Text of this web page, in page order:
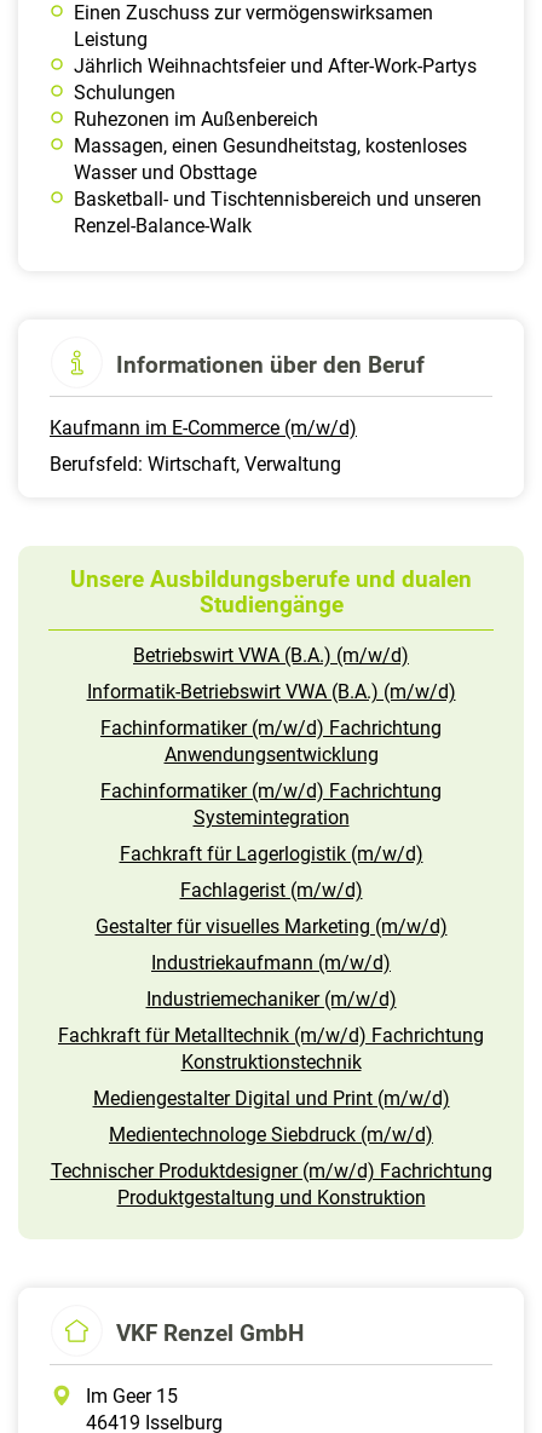
Einen Zuschuss zur vermögenswirksamen
Leistung
Jährlich Weihnachtsfeier und After-Work-Partys
Schulungen
Ruhezonen im Außenbereich
Massagen, einen Gesundheitstag, kostenloses
Wasser und Obsttage
Basketball- und Tischtennisbereich und unseren
Renzel-Balance-Walk
Informationen über den Beruf
Kaufmann im E-Commerce (m/w/d)
Berufsfeld: Wirtschaft, Verwaltung
Unsere Ausbildungsberufe und dualen
Studiengänge
Betriebswirt VWA (B.A.) (m/w/d)
Informatik-Betriebswirt VWA (B.A.) (m/w/d)
Fachinformatiker (m/w/d) Fachrichtung
Anwendungsentwicklung
Fachinformatiker (m/w/d) Fachrichtung
Systemintegration
Fachkraft für Lagerlogistik (m/w/d)
Fachlagerist (m/w/d)
Gestalter für visuelles Marketing (m/w/d)
Industriekaufmann (m/w/d)
Industriemechaniker (m/w/d)
Fachkraft für Metalltechnik (m/w/d) Fachrichtung
Konstruktionstechnik
Mediengestalter Digital und Print (m/w/d)
Medientechnologe Siebdruck (m/w/d)
Technischer Produktdesigner (m/w/d) Fachrichtung
Produktgestaltung und Konstruktion
VKF Renzel GmbH
Im Geer 15
46419 Isselburg